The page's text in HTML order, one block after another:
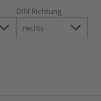
DIN Richtung